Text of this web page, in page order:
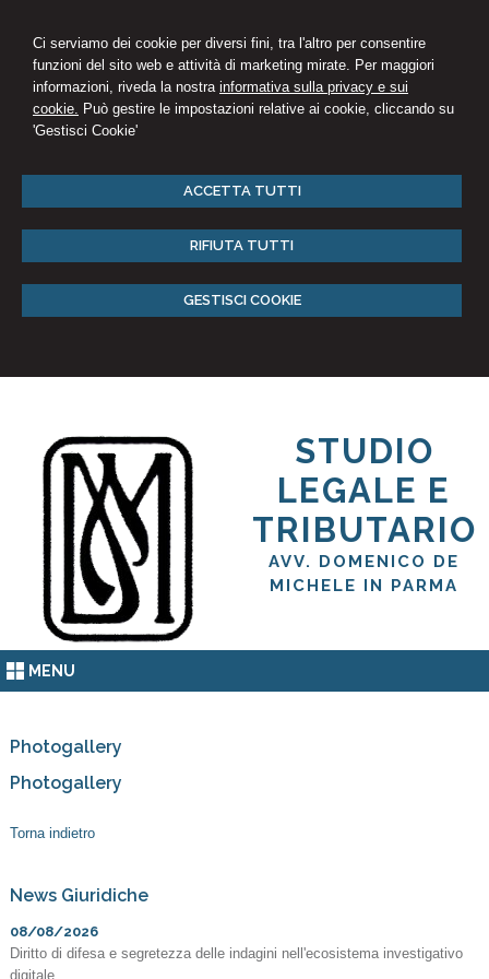
Ci serviamo dei cookie per diversi fini, tra l'altro per consentire
funzioni del sito web e attività di marketing mirate. Per maggiori
informazioni, riveda la nostra informativa sulla privacy e sui
cookie. Può gestire le impostazioni relative ai cookie, cliccando su
'Gestisci Cookie'
ACCETTA TUTTI
RIFIUTA TUTTI
GESTISCI COOKIE
STUDIO
LEGALE E
TRIBUTARIO
AVV. DOMENICO DE
MICHELE IN PARMA
MENU
Photogallery
Photogallery
Torna indietro
News Giuridiche
08/08/2026
Diritto di difesa e segretezza delle indagini nell'ecosistema investigativo
digitale